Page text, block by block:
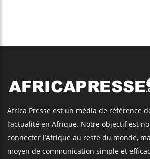
Africa Presse est un média de référence
l’actualité en Afrique. Notre objectif est
connecter l’Afrique au reste du monde,
moyen de communication simple et